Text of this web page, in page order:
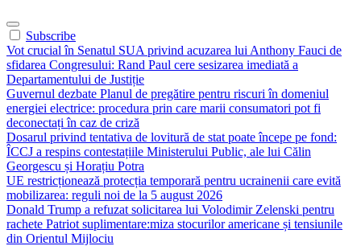
Subscribe
Vot crucial în Senatul SUA privind acuzarea lui Anthony Fauci de
sfidarea Congresului: Rand Paul cere sesizarea imediată a
Departamentului de Justiție
Guvernul dezbate Planul de pregătire pentru riscuri în domeniul
energiei electrice: procedura prin care marii consumatori pot fi
deconectați în caz de criză
Dosarul privind tentativa de lovitură de stat poate începe pe fond:
ÎCCJ a respins contestațiile Ministerului Public, ale lui Călin
Georgescu și Horațiu Potra
UE restricționează protecția temporară pentru ucrainenii care evită
mobilizarea: reguli noi de la 5 august 2026
Donald Trump a refuzat solicitarea lui Volodimir Zelenski pentru
rachete Patriot suplimentare:miza stocurilor americane și tensiunile
din Orientul Mijlociu